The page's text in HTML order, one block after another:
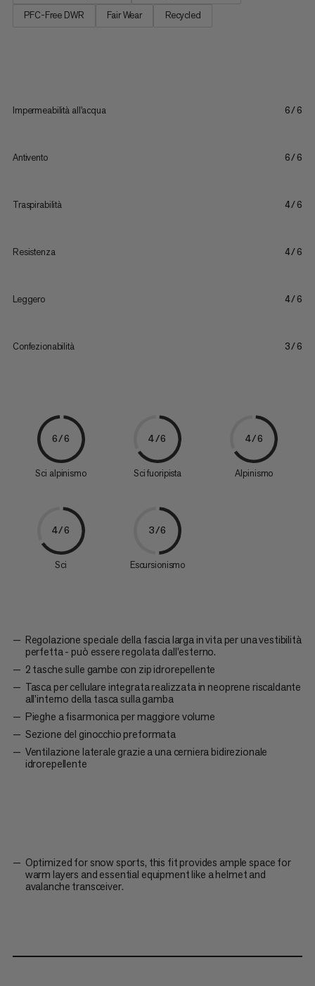
PFC-Free DWR
Fair Wear Recycled
Impermeabilità all'acqua 6/6
Antivento 6/6
Traspirabilità 4/6
Resistenza 4/6
Leggero 4/6
Confezionabilità 3/6
6/6
Sci alpinismo
4/6
Sci fuoripista
4/6
Alpinismo
4/6
Sci
3/6
Escursionismo
Regolazione speciale della fascia larga in vita per una vestibilità
perfetta - può essere regolata dall'esterno.
2 tasche sulle gambe con zip idrorepellente
Tasca per cellulare integrata realizzata in neoprene riscaldante
all'interno della tasca sulla gamba
Pieghe a fisarmonica per maggiore volume
Sezione del ginocchio preformata
Ventilazione laterale grazie a una cerniera bidirezionale
idrorepellente
Optimized for snow sports, this fit provides ample space for
warm layers and essential equipment like a helmet and
avalanche transceiver.